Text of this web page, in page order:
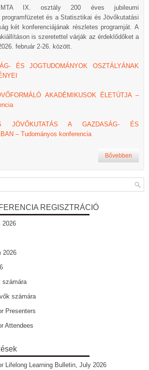
IX. osztály 200 éves jubileumi
programfüzetet és a Statisztikai és Jövőkutatási
két konferenciájának részletes programját. A
is szeretettel várják az érdeklődőket a
február 2-26. között.
ÉS JOGTUDOMÁNYOK OSZTÁLYÁNAK
AKADÉMIKUSOK ÉLETÚTJA –
JÖVŐKUTATÁS A GAZDASÁG- ÉS
– Tudományos konferencia
Bővebben
REGISZTRÁCIÓ
2026
2026
számára
számára
Presenters
Attendees
Lifelong Learning Bulletin, July 2026